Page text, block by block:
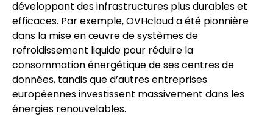
développant des infrastructures plus durables et
efficaces. Par exemple, OVHcloud a été pionnière
dans la mise en œuvre de systèmes de
refroidissement liquide pour réduire la
consommation énergétique de ses centres de
données, tandis que d’autres entreprises
européennes investissent massivement dans les
énergies renouvelables.